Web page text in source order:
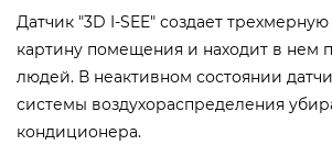
Датчик "3D I-SEE" создает
картину помещения и находит в нем
людей. В неактивном состоянии
системы воздухораспределения
кондиционера.